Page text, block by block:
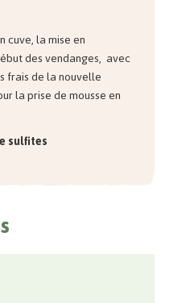
cuve, la mise en
des vendanges, avec
frais de la nouvelle
la prise de mousse en
sulfites